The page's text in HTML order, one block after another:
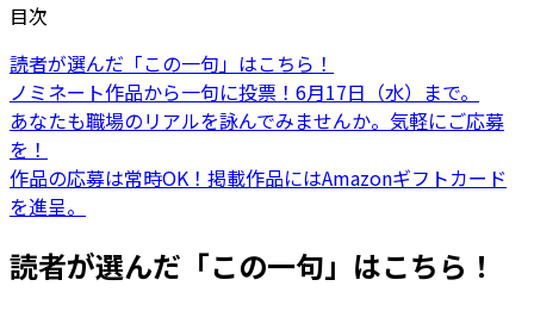
目次
読者が選んだ「この一句」はこちら！
ノミネート作品から一句に投票！6月17日（水）まで。
あなたも職場のリアルを詠んでみませんか。気軽にご応募
を！
作品の応募は常時OK！掲載作品にはAmazonギフトカード
を進呈。
読者が選んだ「この一句」はこちら！